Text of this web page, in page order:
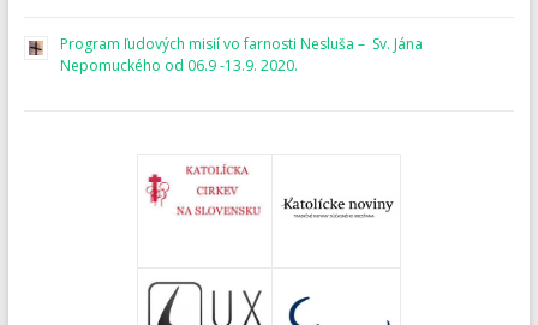
Program ľudových misií vo farnosti Nesluša – Sv. Jána
Nepomuckého od 06.9 -13.9. 2020.